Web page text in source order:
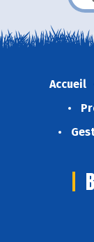
Accueil